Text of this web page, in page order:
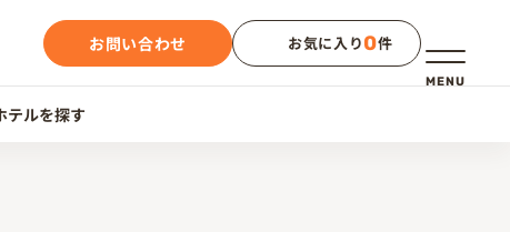
メニュー
MENU
お問い合わせ お気に入り0件
テルを探す